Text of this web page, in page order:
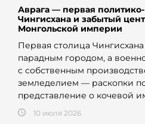
Аврага — первая
Чингисхана и забытый
Монгольской империи
Первая столица
парадным городом, а
с собственным
земледелием — раскопки
представление о кочевой
10 июля 2026